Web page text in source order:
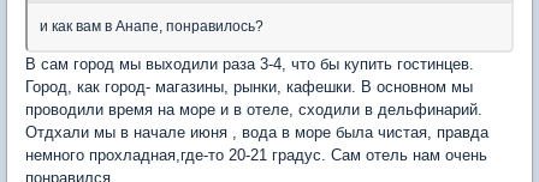
и как вам в Анапе, понравилось?
В сам город мы выходили раза 3-4, что бы купить гостинцев.
Город, как город- магазины, рынки, кафешки. В основном мы
проводили время на море и в отеле, сходили в дельфинарий.
Отдхали мы в начале июня , вода в море была чистая, правда
немного прохладная,где-то 20-21 градус. Сам отель нам очень
понравился.